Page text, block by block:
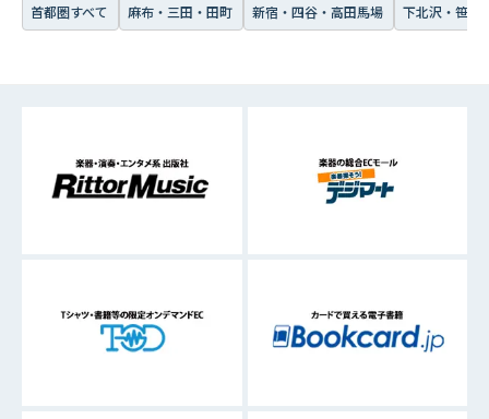
首都圏すべて 麻布・三田・田町 新宿・四谷・高田馬場 下北沢・笹塚